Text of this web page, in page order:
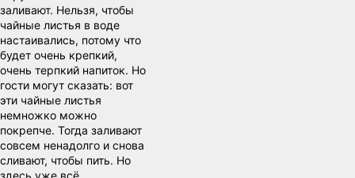
заливают. Нельзя, чтобы
чайные листья в воде
настаивались, потому что
будет очень крепкий,
очень терпкий напиток. Но
гости могут сказать: вот
эти чайные листья
немножко можно
покрепче. Тогда заливают
совсем ненадолго и снова
сливают, чтобы пить. Но